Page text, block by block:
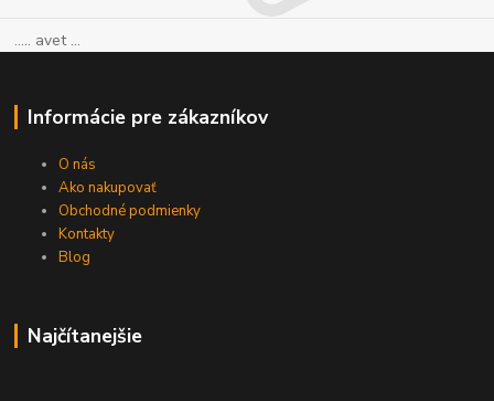
..... avet ...
Informácie pre zákazníkov
O nás
Ako nakupovať
Obchodné podmienky
Kontakty
Blog
Najčítanejšie